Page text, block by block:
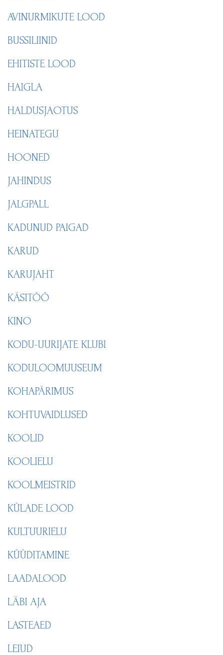
AVINURMIKUTE LOOD
BUSSILIINID
EHITISTE LOOD
HAIGLA
HALDUSJAOTUS
HEINATEGU
HOONED
JAHINDUS
JALGPALL
KADUNUD PAIGAD
KARUD
KARUJAHT
KÄSITÖÖ
KINO
KODU-UURIJATE KLUBI
KODULOOMUUSEUM
KOHAPÄRIMUS
KOHTUVAIDLUSED
KOOLID
KOOLIELU
KOOLMEISTRID
KÜLADE LOOD
KULTUURIELU
KÜÜDITAMINE
LAADALOOD
LÄBI AJA
LASTEAED
LEIUD